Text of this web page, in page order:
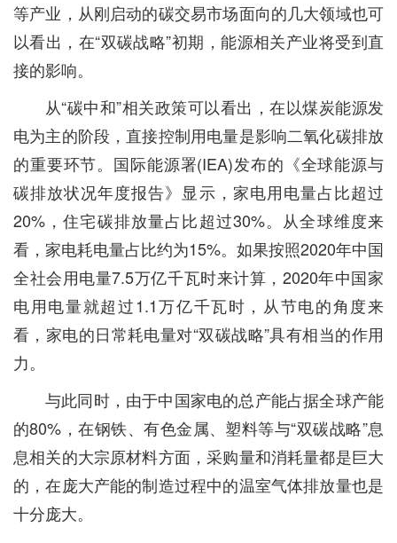
等产业，从刚启动的碳交易市场面向的几大领域也可
以看出，在“双碳战略”初期，能源相关产业将受到直
接的影响。
从“碳中和”相关政策可以看出，在以煤炭能源发
电为主的阶段，直接控制用电量是影响二氧化碳排放
的重要环节。国际能源署(IEA)发布的《全球能源与
碳排放状况年度报告》显示，家电用电量占比超过
20%，住宅碳排放量占比超过30%。从全球维度来
看，家电耗电量占比约为15%。如果按照2020年中国
全社会用电量7.5万亿千瓦时来计算，2020年中国家
电用电量就超过1.1万亿千瓦时，从节电的角度来
看，家电的日常耗电量对“双碳战略”具有相当的作用
力。
与此同时，由于中国家电的总产能占据全球产能
的80%，在钢铁、有色金属、塑料等与“双碳战略”息
息相关的大宗原材料方面，采购量和消耗量都是巨大
的，在庞大产能的制造过程中的温室气体排放量也是
十分庞大。